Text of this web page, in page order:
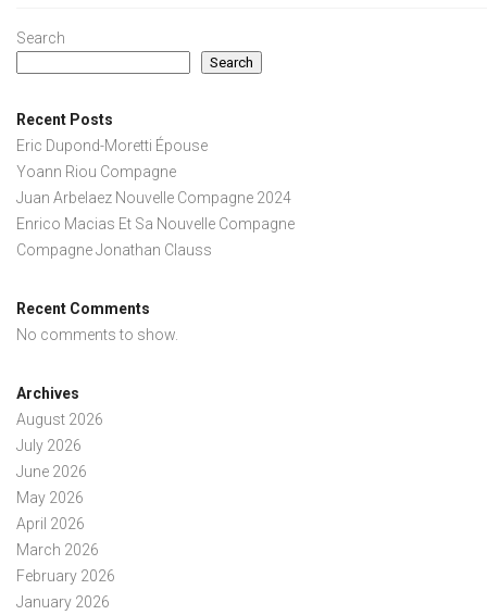
Search
Search
Recent Posts
Eric Dupond-Moretti Épouse
Yoann Riou Compagne
Juan Arbelaez Nouvelle Compagne 2024
Enrico Macias Et Sa Nouvelle Compagne
Compagne Jonathan Clauss
Recent Comments
No comments to show.
Archives
August 2026
July 2026
June 2026
May 2026
April 2026
March 2026
February 2026
January 2026